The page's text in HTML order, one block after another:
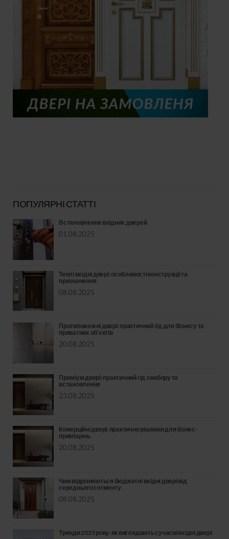
ПОПУЛЯРНІ СТАТТІ
Встановлення вхідних дверей
01.08.2025
Теплі вхідні двері: особливості конструкції та
призначення
08.08.2025
Протипожежні двері: практичний гід для бізнесу та
приватних об’єктів
20.08.2025
Преміум двері: практичний гід з вибору та
встановлення
23.08.2025
Комерційні двері: практичне рішення для бізнес-
приміщень
20.08.2025
Чим відрізняються бюджетні вхідні двері від
середнього сегменту
08.08.2025
Тренди 2025 року: як виглядають сучасні вхідні двері